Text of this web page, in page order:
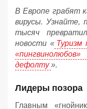
В Европе грабят
вирусы. Узнайте,
тысяч
новости « Туризм
дефолту ».
Лидеры позора
Главным